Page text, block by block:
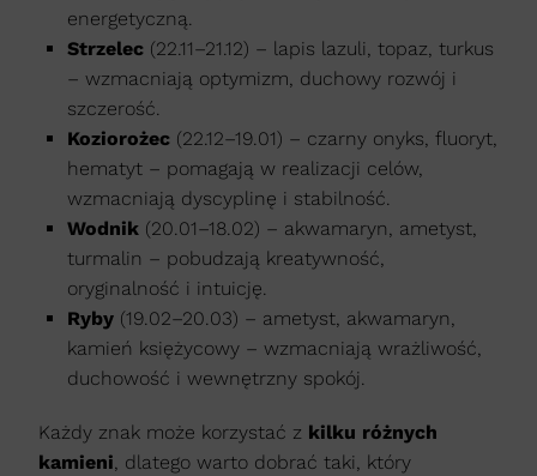
energetyczną.
Strzelec (22.11–21.12) – lapis lazuli, topaz, turkus
– wzmacniają optymizm, duchowy rozwój i
szczerość.
Koziorożec (22.12–19.01) – czarny onyks, fluoryt,
hematyt – pomagają w realizacji celów,
wzmacniają dyscyplinę i stabilność.
Wodnik (20.01–18.02) – akwamaryn, ametyst,
turmalin – pobudzają kreatywność,
oryginalność i intuicję.
Ryby (19.02–20.03) – ametyst, akwamaryn,
kamień księżycowy – wzmacniają wrażliwość,
duchowość i wewnętrzny spokój.
Każdy znak może korzystać z kilku różnych
kamieni, dlatego warto dobrać taki, który